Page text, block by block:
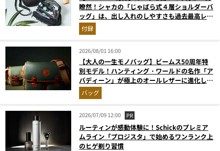
瞭然！シャカの「じゃばら式４層ショルダーバ
ッグ」は、出し入れのしやすさも過去最高レベ
ルだった！
付録
2026/08/01 16:00
【大人の一生モノバッグ】ビームス50周年特
別モデル！ハンティング・ワールドの名作「ア
バディーン」が極上のオールレザーに進化して
登場
バッグ
2026/07/09 12:00 PR
ルーティンが感動体験に！Schickのプレミア
ムライン「プロジスタ」で始めるワンランク上
のヒゲ剃り習慣